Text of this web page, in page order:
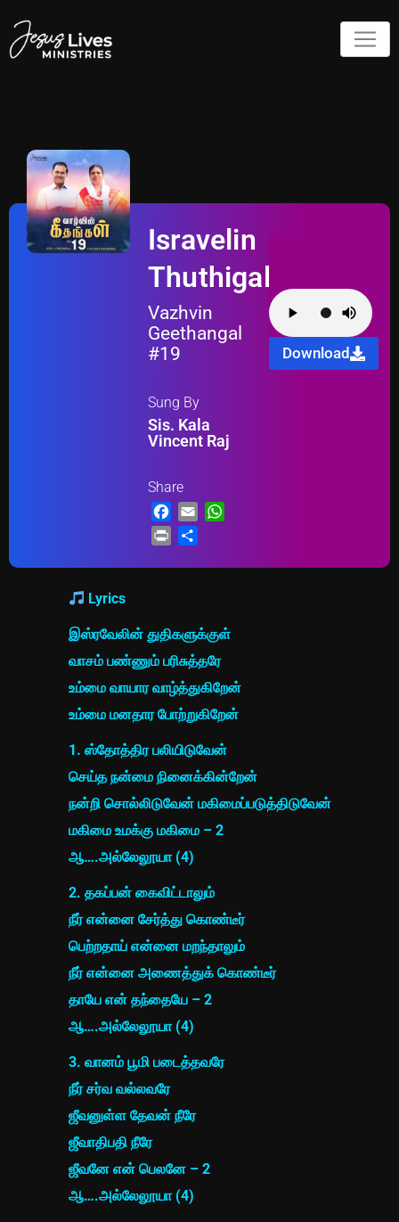
Isravelin
Thuthigalukkul
Vazhvin
Geethangal
#19
Sung By
Sis. Kala
Vincent Raj
Share
Facebook
Email
Print
Download
Lyrics
இஸ்ரவேலின் துதிகளுக்குள்
வாசம் பண்ணும் பரிசுத்தரே
உம்மை வாயார வாழ்த்துகிறேன்
உம்மை மனதார போற்றுகிறேன்
1. ஸ்தோத்திர பலியிடுவேன்
செய்த நன்மை நினைக்கின்றேன்
நன்றி சொல்லிடுவேன் மகிமைப்படுத்திடுவேன்
மகிமை உமக்கு மகிமை – 2
ஆ….அல்லேலூயா (4)
2. தகப்பன் கைவிட்டாலும்
நீர் என்னை சேர்த்து கொண்டீர்
பெற்றதாய் என்னை மறந்தாலும்
நீர் என்னை அணைத்துக் கொண்டீர்
தாயே என் தந்தையே – 2
ஆ….அல்லேலூயா (4)
3. வானம் பூமி படைத்தவரே
நீர் சர்வ வல்லவரே
ஜீவனுள்ள தேவன் நீரே
ஜீவாதிபதி நீரே
ஜீவனே என் பெலனே – 2
ஆ….அல்லேலூயா (4)